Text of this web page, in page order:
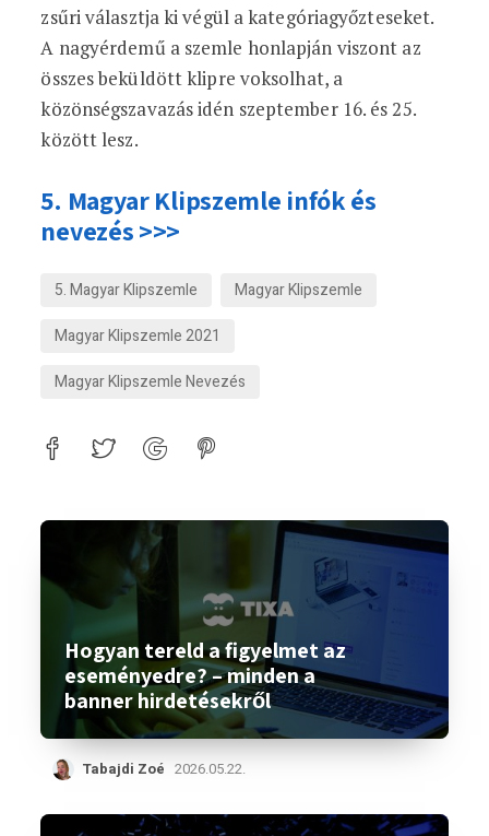
zsűri választja ki végül a kategóriagyőzteseket.
A nagyérdemű a szemle honlapján viszont az
összes beküldött klipre voksolhat, a
közönségszavazás idén szeptember 16. és 25.
között lesz.
5. Magyar Klipszemle infók és
nevezés >>>
5. Magyar Klipszemle
Magyar Klipszemle
Magyar Klipszemle 2021
Magyar Klipszemle Nevezés
Hogyan tereld a figyelmet az
eseményedre? – minden a
banner hirdetésekről
Tabajdi Zoé 2026.05.22.